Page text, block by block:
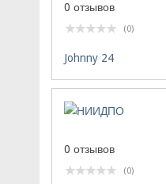
0 отзывов
(0)
Johnny 24
0 отзывов
(0)